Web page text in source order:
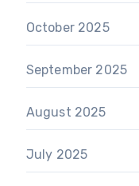
October 2025
September 2025
August 2025
July 2025